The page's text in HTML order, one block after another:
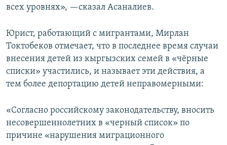
всех уровнях», —сказал Асаналиев.
Юрист, работающий с мигрантами, Мирлан
Токтобеков отмечает, что в последнее время случаи
внесения детей из кыргызских семей в «чёрные
списки» участились, и называет эти действия, а
тем более депортацию детей неправомерными:
«Согласно российскому законодательству, вносить
несовершеннолетних в «черный список» по
причине «нарушения миграционного